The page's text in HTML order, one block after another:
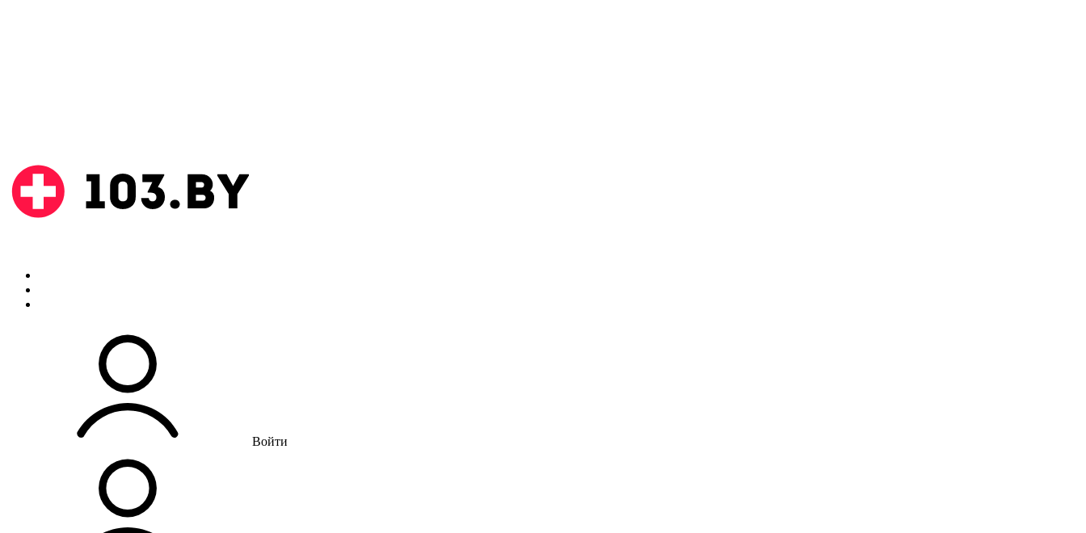
Войти